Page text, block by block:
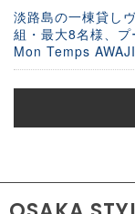
淡路島の一棟貸し
組・最大8名様、
Mon Temps